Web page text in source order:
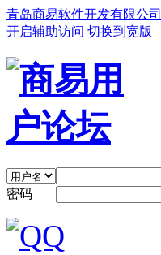
青岛商易软件开发有限公司
开启辅助访问 切换到宽版
密码